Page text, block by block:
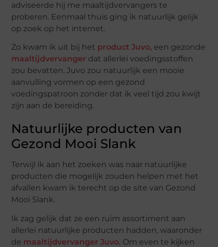
adviseerde hij me maaltijdvervangers te
proberen. Eenmaal thuis ging ik natuurlijk gelijk
op zoek op het internet.
Zo kwam ik uit bij het product Juvo, een gezonde
maaltijdvervanger dat allerlei voedingsstoffen
zou bevatten. Juvo zou natuurlijk een mooie
aanvulling vormen op een gezond
voedingspatroon zonder dat ik veel tijd zou kwijt
zijn aan de bereiding.
Natuurlijke producten van
Gezond Mooi Slank
Terwijl ik aan het zoeken was naar natuurlijke
producten die mogelijk zouden helpen met het
afvallen kwam ik terecht op de site van Gezond
Mooi Slank.
Ik zag gelijk dat ze een ruim assortiment aan
allerlei natuurlijke producten hadden, waaronder
de maaltijdvervanger Juvo. Om even te kijken